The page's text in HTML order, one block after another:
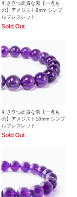
引き立つ高貴な紫【一点も
の】アメジスト8mm シンプ
ルブレスレット
Sold Out
引き立つ高貴な紫【一点も
の】アメジスト10mm シンプ
ルブレスレット
Sold Out